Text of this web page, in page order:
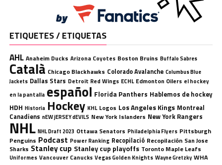
ETIQUETES / ETIQUETAS
AHL Anaheim Ducks Arizona Coyotes Boston Bruins Buffalo Sabres
Català Chicago Blackhawks Colorado Avalanche Columbus Blue
Jackets Dallas Stars Detroit Red Wings ECHL Edmonton Oilers el hockey
en la pantalla español Florida Panthers Hablemos de hockey
HDH Historia Hockey KHL Logos Los Angeles Kings Montreal
Canadiens nEW jERSEY dEVILS New York Islanders New York Rangers
NHL NHL Draft 2023 Ottawa Senators Philadelphia Flyers Pittsburgh
Penguins Podcast Power Ranking Recopilació Recopilación San Jose
Sharks Stanley cup Stanley cup playoffs Toronto Maple Leafs
Uniformes Vancouver Canucks Vegas Golden Knights Wayne Gretzky WHA